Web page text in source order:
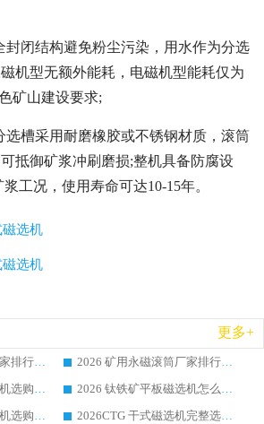
封闭结构避免粉尘污染，用水作为分选
机型无额外能耗，电磁机型能耗仅为
矿山建设要求;
选槽采用耐磨橡胶或不锈钢材质，滚筒
抵御矿浆冲刷磨损;整机具备防腐设
工况，使用寿命可达10-15年。
选机
磁选机
更多+
2026 矿用永磁滚筒厂家排行榜选购干货指南 行业口碑标杆华体会手机网页版-华体会(中国) 实力出众
2026 矿用永磁滚筒厂家排行榜选购指南，行业口碑领域强者华体会手机网页版-华体会(中国)
2026 钛铁矿平板磁选机选购全攻略 市场公认优质品牌厂家实力排行榜
2026 钛铁矿平板磁选机怎么选 靠谱生产企业实力排行榜选购参考攻略
2026 钛铁矿平板磁选机选购指南 行业口碑优选品牌生产企业实力排行榜
2026CTG 干式磁选机完整选购指南 行业口碑顶尖靠谱生产龙头厂家实力推荐